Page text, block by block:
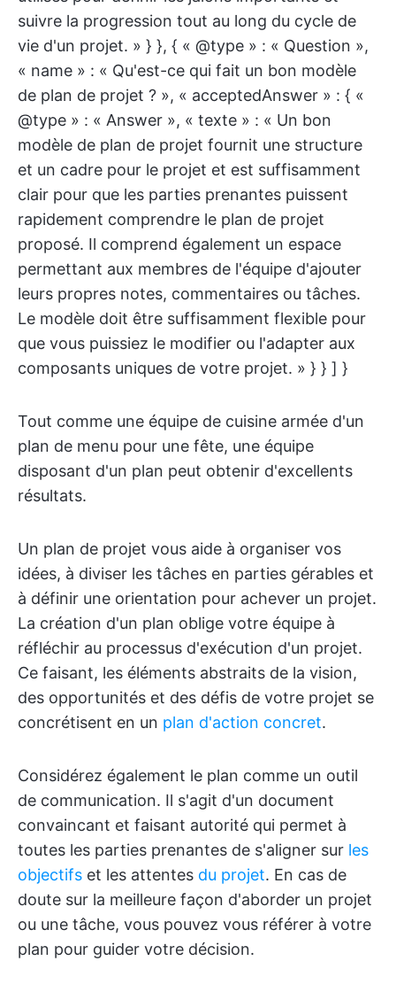
suivre la progression tout au long du cycle de
vie d'un projet. » } }, { « @type » : « Question »,
« name » : « Qu'est-ce qui fait un bon modèle
de plan de projet ? », « acceptedAnswer » : { «
@type » : « Answer », « texte » : « Un bon
modèle de plan de projet fournit une structure
et un cadre pour le projet et est suffisamment
clair pour que les parties prenantes puissent
rapidement comprendre le plan de projet
proposé. Il comprend également un espace
permettant aux membres de l'équipe d'ajouter
leurs propres notes, commentaires ou tâches.
Le modèle doit être suffisamment flexible pour
que vous puissiez le modifier ou l'adapter aux
composants uniques de votre projet. » } } ] }
Tout comme une équipe de cuisine armée d'un
plan de menu pour une fête, une équipe
disposant d'un plan peut obtenir d'excellents
résultats.
Un plan de projet vous aide à organiser vos
idées, à diviser les tâches en parties gérables et
à définir une orientation pour achever un projet.
La création d'un plan oblige votre équipe à
réfléchir au processus d'exécution d'un projet.
Ce faisant, les éléments abstraits de la vision,
des opportunités et des défis de votre projet se
concrétisent en un plan d'action concret.
Considérez également le plan comme un outil
de communication. Il s'agit d'un document
convaincant et faisant autorité qui permet à
toutes les parties prenantes de s'aligner sur les
objectifs et les attentes du projet. En cas de
doute sur la meilleure façon d'aborder un projet
ou une tâche, vous pouvez vous référer à votre
plan pour guider votre décision.